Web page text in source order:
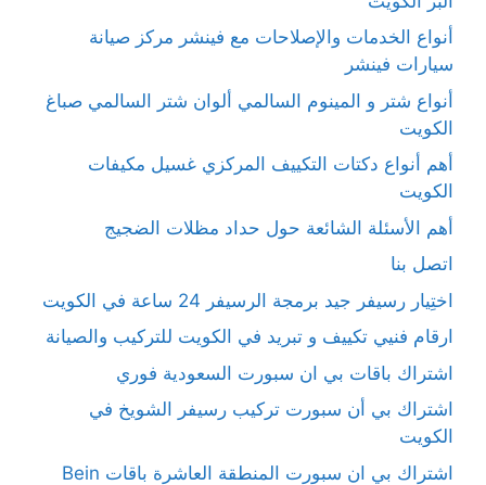
أنواع الخدمات والإصلاحات مع فينشر مركز صيانة
سيارات فينشر
أنواع شتر و المينوم السالمي ألوان شتر السالمي صباغ
الكويت
أهم أنواع دكتات التكييف المركزي غسيل مكيفات
الكويت
أهم الأسئلة الشائعة حول حداد مظلات الضجيج
اتصل بنا
اختِيار رسيفر جيد برمجة الرسيفر 24 ساعة في الكويت
ارقام فنيي تكييف و تبريد في الكويت للتركيب والصيانة
اشتراك باقات بي ان سبورت السعودية فوري
اشتراك بي أن سبورت تركيب رسيفر الشويخ في
الكويت
اشتراك بي ان سبورت المنطقة العاشرة باقات Bein